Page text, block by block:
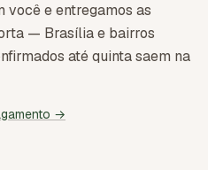
você e entregamos as
— Brasília e bairros
até quinta saem na
→